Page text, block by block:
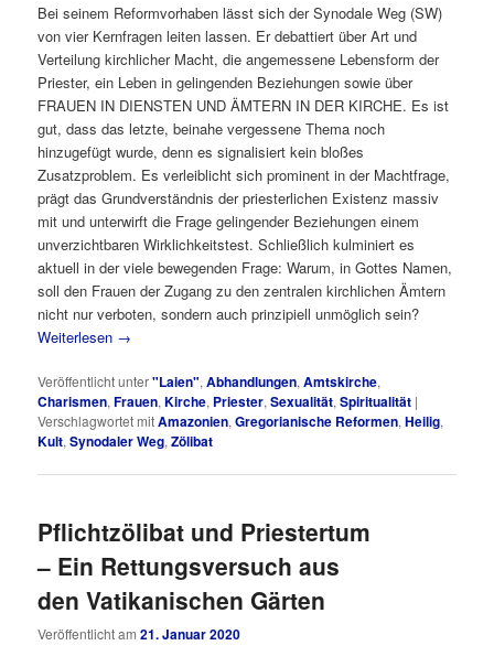
Bei seinem Reformvorhaben lässt sich der Synodale Weg (SW)
von vier Kernfragen leiten lassen. Er debattiert über Art und
Verteilung kirchlicher Macht, die angemessene Lebensform der
Priester, ein Leben in gelingenden Beziehungen sowie über
FRAUEN IN DIENSTEN UND ÄMTERN IN DER KIRCHE. Es ist
gut, dass das letzte, beinahe vergessene Thema noch
hinzugefügt wurde, denn es signalisiert kein bloßes
Zusatzproblem. Es verleiblicht sich prominent in der Machtfrage,
prägt das Grundverständnis der priesterlichen Existenz massiv
mit und unterwirft die Frage gelingender Beziehungen einem
unverzichtbaren Wirklichkeitstest. Schließlich kulminiert es
aktuell in der viele bewegenden Frage: Warum, in Gottes Namen,
soll den Frauen der Zugang zu den zentralen kirchlichen Ämtern
nicht nur verboten, sondern auch prinzipiell unmöglich sein?
Weiterlesen →
Veröffentlicht unter"Laien",Abhandlungen,Amtskirche,
Charismen,Frauen,Kirche, Priester,Sexualität,Spiritualität |
Verschlagwortet mitAmazonien,Gregorianische Reformen,Heilig,
Kult,Synodaler Weg,Zölibat
Pflichtzölibat und Priestertum
– Ein Rettungsversuch aus
den Vatikanischen Gärten
Veröffentlicht am21. Januar 2020